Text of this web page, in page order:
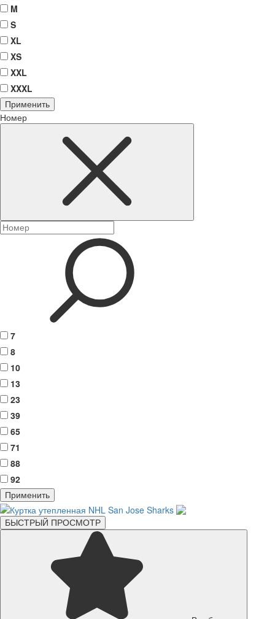
M
S
XL
XS
XXL
XXXL
Применить
Номер
7
8
10
13
23
39
65
71
88
92
Применить
БЫСТРЫЙ ПРОСМОТР